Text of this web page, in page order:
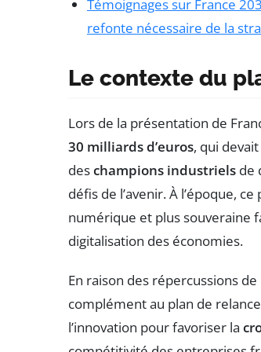
Témoignages sur France
refonte nécessaire de la
Le contexte du
Lors de la présentation de
30 milliards d’euros, qui
deschampions industriels de
défis de l’avenir. À l’époque,
numérique et plus souveraine
digitalisation des économies.
En raison des répercussions
complément au plan de
l’innovation pour favoriser la